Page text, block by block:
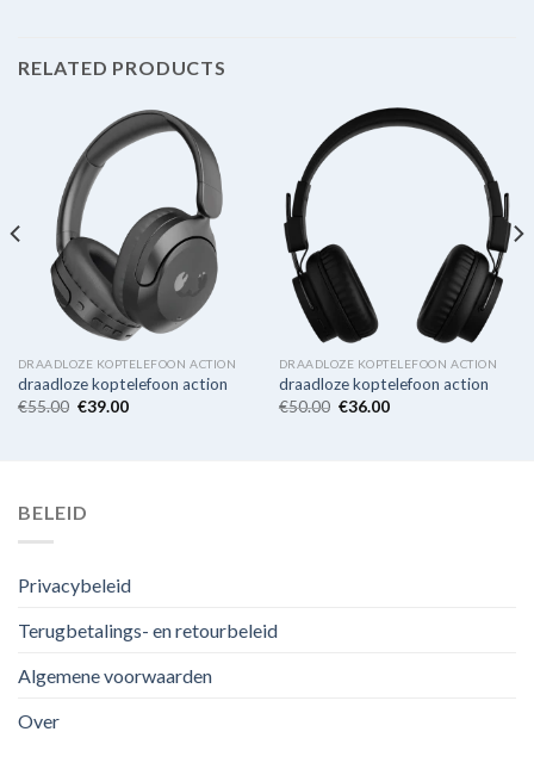
RELATED PRODUCTS
DRAADLOZE KOPTELEFOON ACTION
draadloze koptelefoon action
€55.00 €39.00
DRAADLOZE KOPTELEFOON ACTION
draadloze koptelefoon action
€50.00 €36.00
BELEID
Privacybeleid
Terugbetalings- en retourbeleid
Algemene voorwaarden
Over